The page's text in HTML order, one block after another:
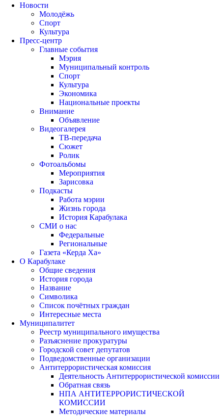
Новости
Молодёжь
Спорт
Культура
Пресс-центр
Главные события
Мэрия
Муниципальный контроль
Спорт
Культура
Экономика
Национальные проекты
Внимание
Объявление
Видеогалерея
ТВ-передача
Сюжет
Ролик
Фотоальбомы
Мероприятия
Зарисовка
Подкасты
Работа мэрии
Жизнь города
История Карабулака
СМИ о нас
Федеральные
Региональные
Газета «Керда Ха»
О Карабулаке
Общие сведения
История города
Название
Символика
Список почётных граждан
Интересные места
Муниципалитет
Реестр муниципального имущества
Разъяснение прокуратуры
Городской совет депутатов
Подведомственные организации
Антитеррористическая комиссия
Деятельность Антитеррористической комиссии
Обратная связь
НПА АНТИТЕРРОРИСТИЧЕСКОЙ
КОМИССИИ
Методические материалы